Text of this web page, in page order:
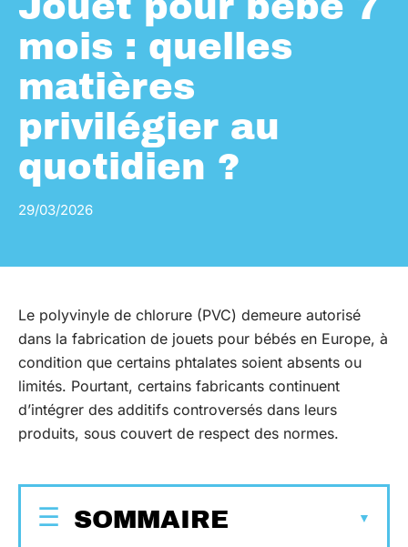
mois : quelles
matières
privilégier au
quotidien ?
29/03/2026
Le polyvinyle de chlorure (PVC) demeure autorisé
dans la fabrication de jouets pour bébés en Europe, à
condition que certains phtalates soient absents ou
limités. Pourtant, certains fabricants continuent
d’intégrer des additifs controversés dans leurs
produits, sous couvert de respect des normes.
SOMMAIRE